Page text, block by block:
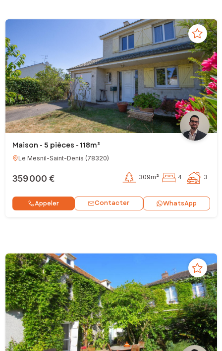
Maison - 5 pièces - 118m²
Le Mesnil-Saint-Denis (78320)
359 000 € 309m² 4 3
Appeler Contacter WhatsApp